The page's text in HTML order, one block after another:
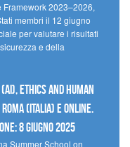
2023–2026,
membri il 12 giugno
per valutare i risultati
e della
Ethics and Human
Roma (Italia) e online.
8 giugno 2025
Summer School on